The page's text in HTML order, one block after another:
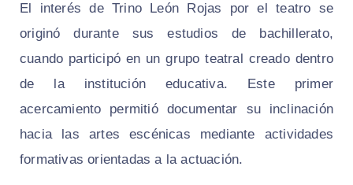
El interés de Trino León Rojas por el teatro se
originó durante sus estudios de bachillerato,
cuando participó en un grupo teatral creado dentro
de la institución educativa. Este primer
acercamiento permitió documentar su inclinación
hacia las artes escénicas mediante actividades
formativas orientadas a la actuación.